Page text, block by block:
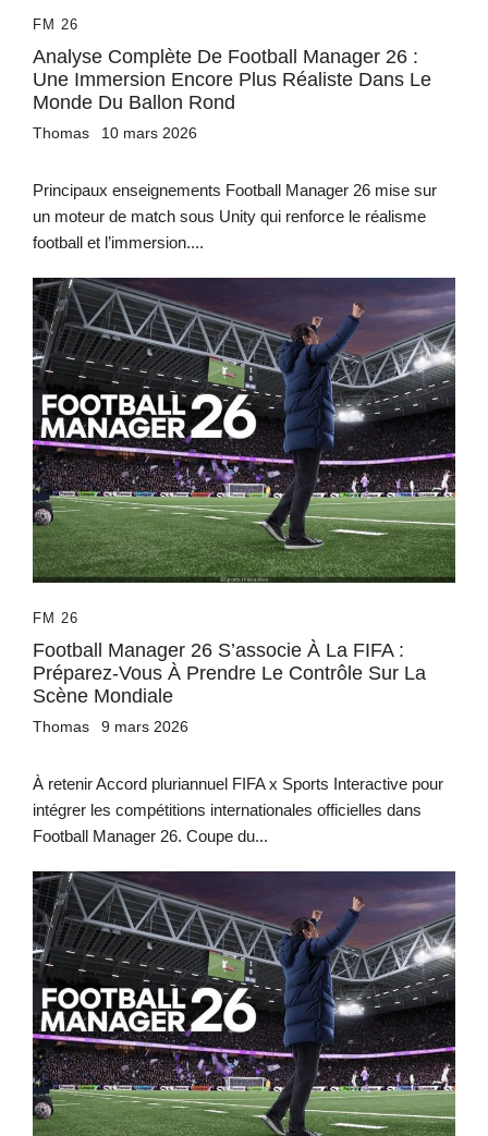
FM 26
Analyse Complète De Football Manager 26 :
Une Immersion Encore Plus Réaliste Dans Le
Monde Du Ballon Rond
Thomas 10 mars 2026
Principaux enseignements Football Manager 26 mise sur
un moteur de match sous Unity qui renforce le réalisme
football et l’immersion....
FM 26
Football Manager 26 S’associe À La FIFA :
Préparez-Vous À Prendre Le Contrôle Sur La
Scène Mondiale
Thomas 9 mars 2026
À retenir Accord pluriannuel FIFA x Sports Interactive pour
intégrer les compétitions internationales officielles dans
Football Manager 26. Coupe du...